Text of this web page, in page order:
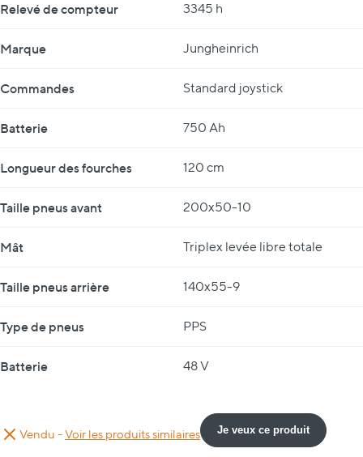
Relevé de compteur 3345 h
Marque Jungheinrich
Commandes Standard joystick
Batterie 750 Ah
Longueur des fourches 120 cm
Taille pneus avant 200x50-10
Mât Triplex levée libre totale
Taille pneus arrière 140x55-9
Type de pneus PPS
Batterie 48 V
Vendu -Voir les produits similaires Je veux ce produit